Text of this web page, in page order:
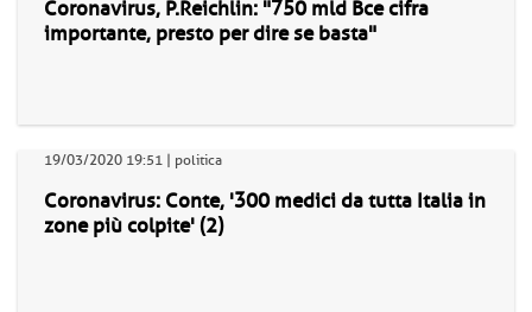
Coronavirus, P.Reichlin: "750 mld Bce cifra
importante, presto per dire se basta"
19/03/2020 19:51 | politica
Coronavirus: Conte, '300 medici da tutta Italia in
zone più colpite' (2)